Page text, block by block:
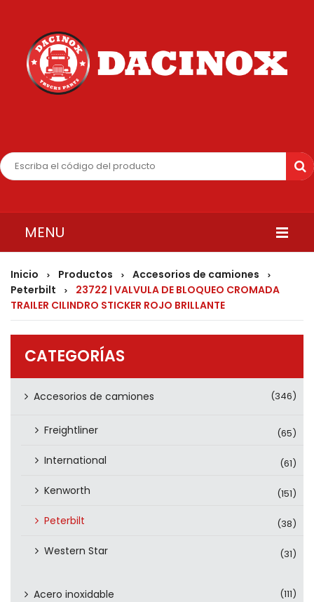
MENU
INICIO
QUIENES SOMOS
PRODUCTOS
CONTÁCTENOS
Inicio > Productos > Accesorios de camiones >
Peterbilt >
23722 | VALVULA DE BLOQUEO CROMADA
TRAILER CILINDRO STICKER ROJO BRILLANTE
CATEGORÍAS
Accesorios de camiones (346)
Freightliner (65)
International (61)
Kenworth (151)
Peterbilt (38)
Western Star (31)
Acero inoxidable (111)